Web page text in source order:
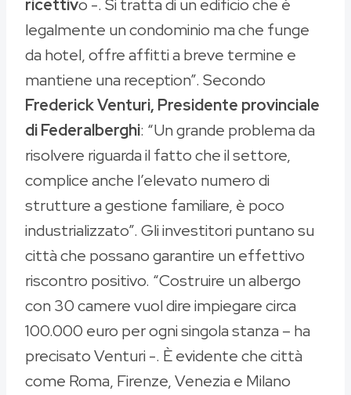
ricettivo -. Si tratta di un edificio che è
legalmente un condominio ma che funge
da hotel, offre affitti a breve termine e
mantiene una reception”. Secondo
Frederick Venturi, Presidente provinciale
di Federalberghi: “Un grande problema da
risolvere riguarda il fatto che il settore,
complice anche l’elevato numero di
strutture a gestione familiare, è poco
industrializzato”. Gli investitori puntano su
città che possano garantire un effettivo
riscontro positivo. “Costruire un albergo
con 30 camere vuol dire impiegare circa
100.000 euro per ogni singola stanza – ha
precisato Venturi -. È evidente che città
come Roma, Firenze, Venezia e Milano